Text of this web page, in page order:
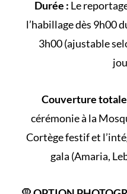
Durée : Le
l’habillage dès 9h00
3h00 (ajustable
Couverture
cérémonie à la
Cortègefestif et
gala (Amaria,